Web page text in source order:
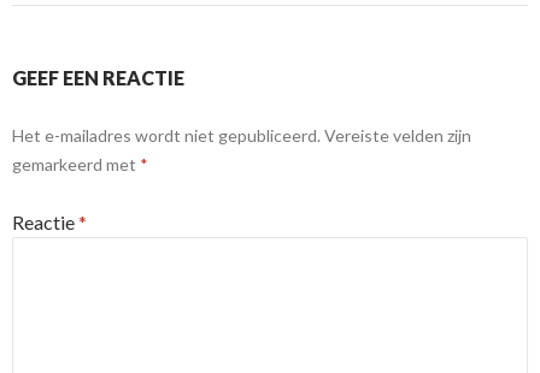
GEEF EEN REACTIE
Het e-mailadres wordt niet gepubliceerd. Vereiste velden zijn
gemarkeerd met *
Reactie*